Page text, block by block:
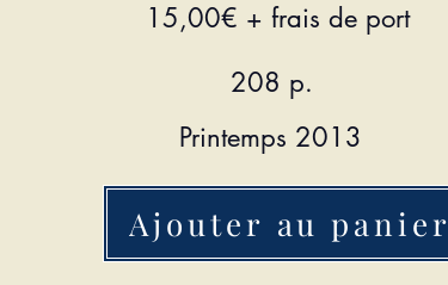
15,00€ + frais de port
208 p.
Printemps 2013
Ajouter au panier